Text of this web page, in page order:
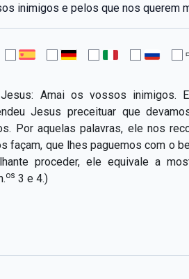
inimigos e pelos que nos querem
Amai os vossos inimigos.
Jesus preceituar que
Por aquelas palavras, ele nos
façam, que lhes paguemos com o
proceder, ele equivale a
os 3 e 4.)